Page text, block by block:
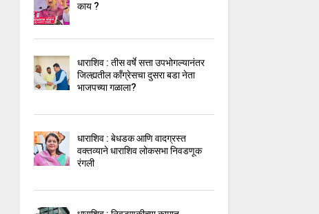
काय ?
धाराशिव : तीस वर्षे सत्ता उपभोगल्यानंतर
जिल्ह्यतील कॉंग्रेसचा दुसरा बडा नेता
भाजपच्या गळाला?
धाराशिव : बेधडक आणि वादग्रस्त
वक्तव्याने धाराशिव लोकसभा निवडणूक
रंगली